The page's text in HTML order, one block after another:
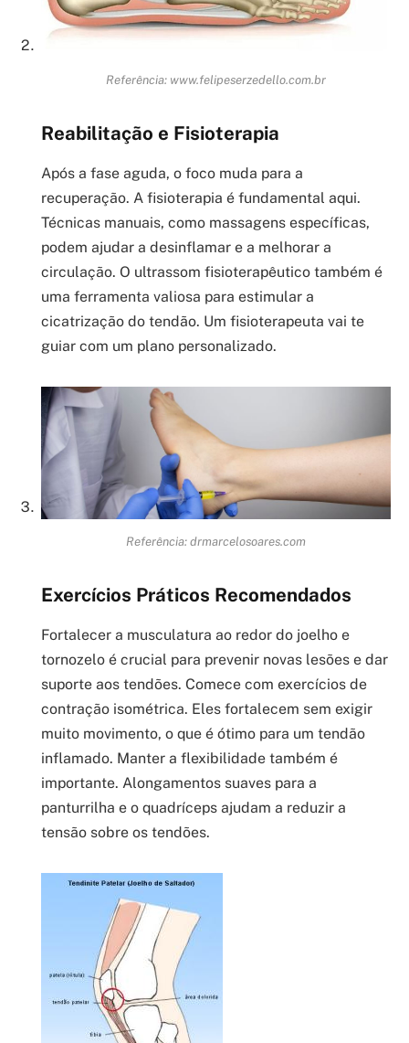
Referência: www.felipeserzedello.com.br
Reabilitação e Fisioterapia
Após a fase aguda, o foco muda para a
recuperação. A fisioterapia é fundamental aqui.
Técnicas manuais, como massagens específicas,
podem ajudar a desinflamar e a melhorar a
circulação. O ultrassom fisioterapêutico também é
uma ferramenta valiosa para estimular a
cicatrização do tendão. Um fisioterapeuta vai te
guiar com um plano personalizado.
Referência: drmarcelosoares.com
Exercícios Práticos Recomendados
Fortalecer a musculatura ao redor do joelho e
tornozelo é crucial para prevenir novas lesões e dar
suporte aos tendões. Comece com exercícios de
contração isométrica. Eles fortalecem sem exigir
muito movimento, o que é ótimo para um tendão
inflamado. Manter a flexibilidade também é
importante. Alongamentos suaves para a
panturrilha e o quadríceps ajudam a reduzir a
tensão sobre os tendões.